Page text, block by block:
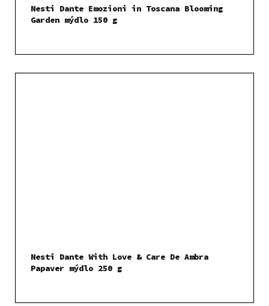
Nesti Dante Emozioni in Toscana Blooming
Garden mýdlo 150 g
Nesti Dante With Love & Care De Ambra
Papaver mýdlo 250 g